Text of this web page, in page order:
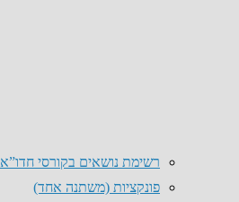
רשימת נושאים בקורסי חדו”א
פונקציות (משתנה אחד)